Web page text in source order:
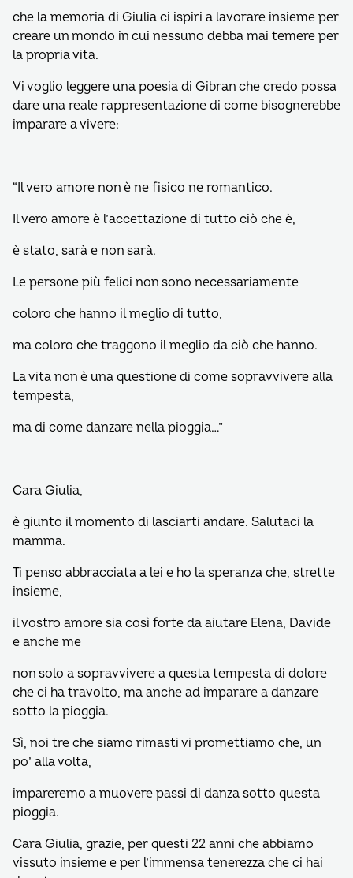
che la memoria di Giulia ci ispiri a lavorare insieme per
creare un mondo in cui nessuno debba mai temere per
la propria vita.
Vi voglio leggere una poesia di Gibran che credo possa
dare una reale rappresentazione di come bisognerebbe
imparare a vivere:
“Il vero amore non è ne fisico ne romantico.
Il vero amore è l’accettazione di tutto ciò che è,
è stato, sarà e non sarà.
Le persone più felici non sono necessariamente
coloro che hanno il meglio di tutto,
ma coloro che traggono il meglio da ciò che hanno.
La vita non è una questione di come sopravvivere alla
tempesta,
ma di come danzare nella pioggia…”
Cara Giulia,
è giunto il momento di lasciarti andare. Salutaci la
mamma.
Ti penso abbracciata a lei e ho la speranza che, strette
insieme,
il vostro amore sia così forte da aiutare Elena, Davide
e anche me
non solo a sopravvivere a questa tempesta di dolore
che ci ha travolto, ma anche ad imparare a danzare
sotto la pioggia.
Sì, noi tre che siamo rimasti vi promettiamo che, un
po’ alla volta,
impareremo a muovere passi di danza sotto questa
pioggia.
Cara Giulia, grazie, per questi 22 anni che abbiamo
vissuto insieme e per l’immensa tenerezza che ci hai